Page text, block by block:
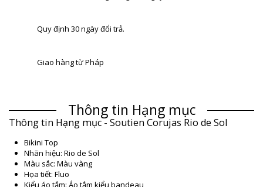
Quy định 30 ngày đổi trả.
Giao hàng từ Pháp
Thông tin Hạng mục
Thông tin Hạng mục - Soutien Corujas Rio de Sol
Bikini Top
Nhãn hiệu: Rio de Sol
Màu sắc: Màu vàng
Họa tiết: Fluo
Kiểu áo tắm: Áo tắm kiểu bandeau